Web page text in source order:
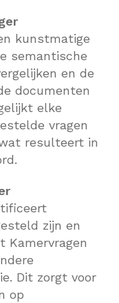
kunstmatige
semantische
en de
documenten
elke
vragen
resulteert in
zijn en
Kamervragen
Dit zorgt voor
op